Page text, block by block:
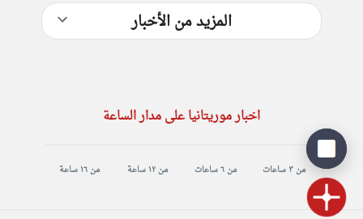
المزيد من الأخبار
اخبار موريتانيا على مدار الساعة
من ٣ ساعات من ٦ ساعات من ١٢ ساعة من ١٦ ساعة